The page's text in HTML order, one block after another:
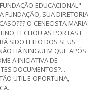
EDUCACIONAL"
FUNDAÇÃO, SUA DIRETORIA
O CENECISTA MARIA
FECHOU AS PORTAS E
SIDO FEITO DOS SEUS
HÁ NINGUEM QUE APÓS
A INICIATIVA DE
DOCUMENTOS?...
UTIL E OPORTUNA,